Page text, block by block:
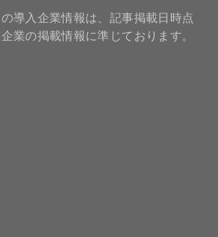
導入企業情報は、記事掲載日時点
業の掲載情報に準じております。